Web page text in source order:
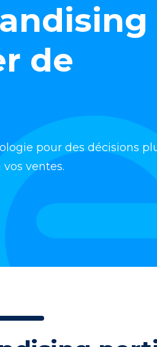
de
pour des décisions
ventes.